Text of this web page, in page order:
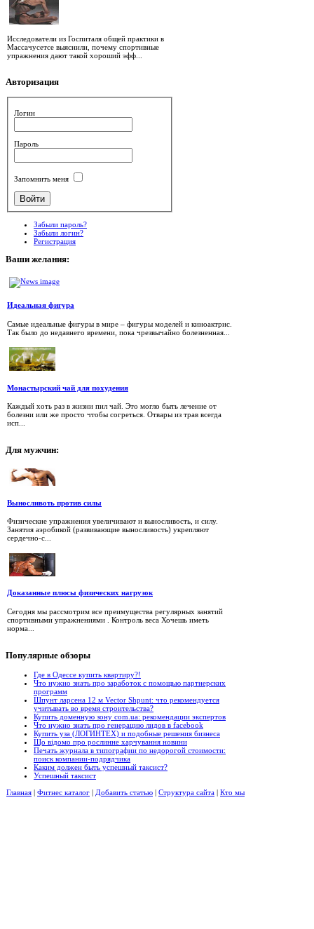
Исследователи из Госпиталя общей практики в
Массачусетсе выяснили, почему спортивные
упражнения дают такой хороший эфф...
Авторизация
Логин
Пароль
Запомнить меня
Забыли пароль?
Забыли логин?
Регистрация
Ваши желания:
Идеальная фигура
Самые идеальные фигуры в мире – фигуры моделей и киноактрис.
Так было до недавнего времени, пока чрезвычайно болезненная...
Монастырский чай для похудения
Каждый хоть раз в жизни пил чай. Это могло быть лечение от
болезни или же просто чтобы согреться. Отвары из трав всегда
исп...
Для мужчин:
Выносливоть против силы
Физические упражнения увеличивают и выносливость, и силу.
Занятия аэробикой (развивающие выносливость) укрепляют
сердечно-с...
Доказанные плюсы физических нагрузок
Сегодня мы рассмотрим все преимущества регулярных занятий
спортивными упражнениями . Контроль веса Хочешь иметь
норма...
Популярные обзоры
Где в Одессе купить квартиру?!
Что нужно знать про заработок с помощью партнерских
программ
Шпунт ларсена 12 м Vector Shpunt: что рекомендуется
учитывать во время строительства?
Купить доменную зону com.ua: рекомендации экспертов
Что нужно знать про генерацию лидов в facebook
Купить уза (ЛОГИНТЕХ) и подобные решения бизнеса
Що відомо про рослинне харчування новини
Печать журнала в типографии по недорогой стоимости:
поиск компании-подрядчика
Каким должен быть успешный таксист?
Успешный таксист
Главная | Фитнес каталог | Добавить статью | Структура сайта | Кто мы